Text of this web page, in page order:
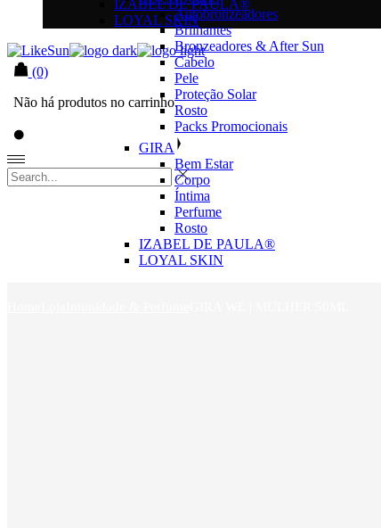
IZABEL DE PAULA®
LOYAL SKIN
(0)
Não há produtos no carrinho.
Autobronzeadores
Brilhantes
Bronzeadores & After Sun
Cabelo
Pele
Proteção Solar
Rosto
Packs Promocionais
GIRA
Bem Estar
Corpo
Íntima
Perfume
Rosto
IZABEL DE PAULA®
LOYAL SKIN